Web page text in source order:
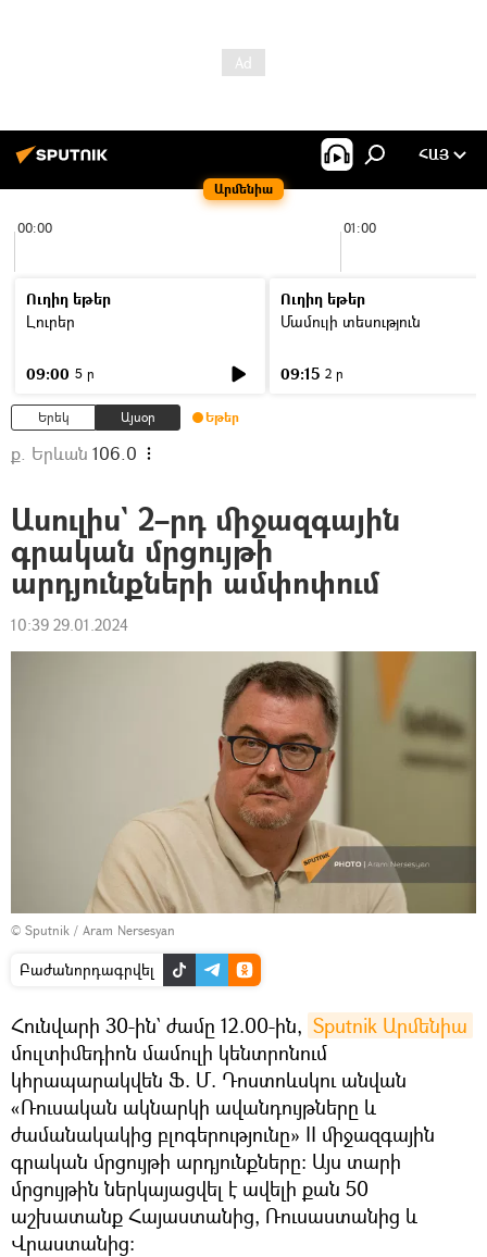
Արմենիա
ՀԱՅ
00:00 01:00
Ուղիղ եթեր
Լուրեր
09:00 5 ր
Ուղիղ եթեր
Մամուլի տեսություն
09:15 2 ր
Երեկ Այսօր Եթեր
ք. Երևան 106.0
Ասուլիս` 2–րդ միջազգային
գրական մրցույթի
արդյունքների ամփոփում
10:39 29.01.2024
© Sputnik / Aram Nersesyan
Բաժանորդագրվել
Հունվարի 30-ին` ժամը 12.00-ին, Sputnik Արմենիա
մուլտիմեդիոն մամուլի կենտրոնում
կհրապարակվեն Ֆ. Մ. Դոստոևսկու անվան
«Ռուսական ակնարկի ավանդույթները և
ժամանակակից բլոգերությունը» II միջազգային
գրական մրցույթի արդյունքները։ Այս տարի
մրցույթին ներկայացվել է ավելի քան 50
աշխատանք Հայաստանից, Ռուսաստանից և
Վրաստանից: